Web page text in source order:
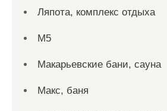
Ляпота, комплекс отдыха
М5
Макарьевские бани, сауна
Макс, баня